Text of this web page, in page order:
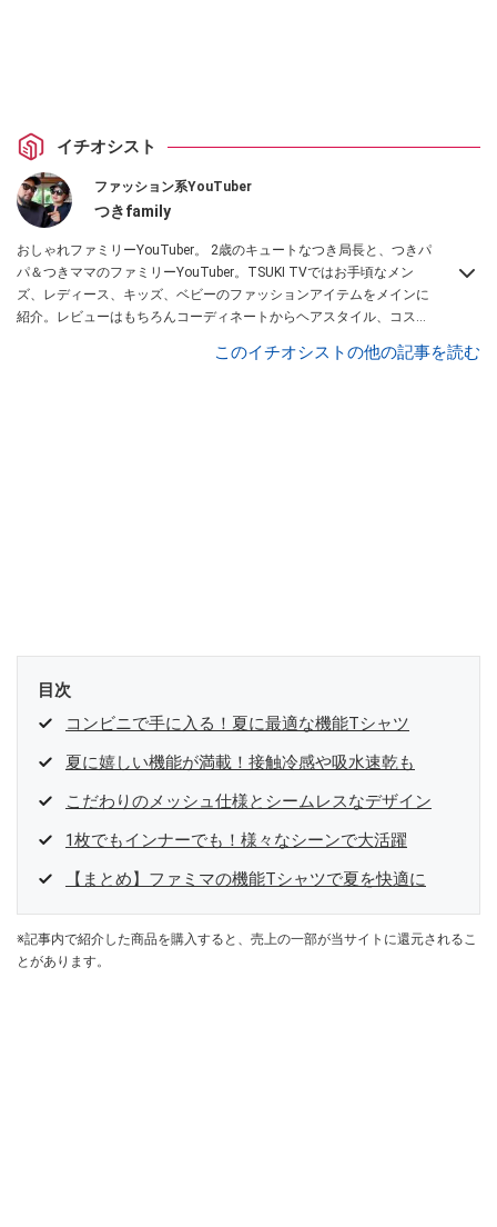
イチオシスト
ファッション系YouTuber
つきfamily
おしゃれファミリーYouTuber。 2歳のキュートなつき局長と、つきパ
パ＆つきママのファミリーYouTuber。TSUKI TVではお手頃なメン
ズ、レディース、キッズ、ベビーのファッションアイテムをメインに
紹介。レビューはもちろんコーディネートからヘアスタイル、コスメ
このイチオシストの他の記事を読む
目次
コンビニで手に入る！夏に最適な機能Tシャツ
夏に嬉しい機能が満載！接触冷感や吸水速乾も
こだわりのメッシュ仕様とシームレスなデザイン
1枚でもインナーでも！様々なシーンで大活躍
【まとめ】ファミマの機能Tシャツで夏を快適に
※記事内で紹介した商品を購入すると、売上の一部が当サイトに還元されるこ
とがあります。